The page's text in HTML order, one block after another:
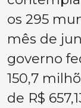
os 295
mês de
governo
150,7
de R$